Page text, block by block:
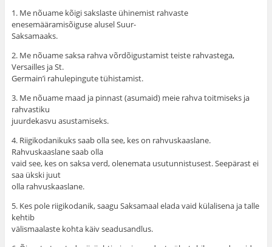
1. Me nõuame kõigi sakslaste ühinemist rahvaste
enesemääramisõiguse alusel Suur-
Saksamaaks.
2. Me nõuame saksa rahva võrdõigustamist teiste rahvastega,
Versailles ja St.
Germain’i rahulepingute tühistamist.
3. Me nõuame maad ja pinnast (asumaid) meie rahva toitmiseks ja
rahvastiku
juurdekasvu asustamiseks.
4. Riigikodanikuks saab olla see, kes on rahvuskaaslane.
Rahvuskaaslane saab olla
vaid see, kes on saksa verd, olenemata usutunnistusest. Seepärast ei
saa ükski juut
olla rahvuskaaslane.
5. Kes pole riigikodanik, saagu Saksamaal elada vaid külalisena ja talle
kehtib
välismaalaste kohta käiv seadusandlus.